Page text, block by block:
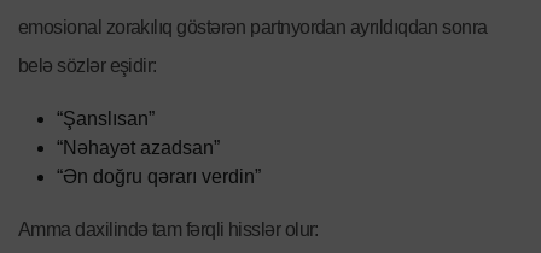
emosional zorakılıq göstərən partnyordan ayrıldıqdan sonra
belə sözlər eşidir:
“Şanslısan”
“Nəhayət azadsan”
“Ən doğru qərarı verdin”
Amma daxilində tam fərqli hisslər olur: